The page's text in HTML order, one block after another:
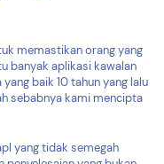
memastikan orang yang
banyak aplikasi kawalan
baik 10 tahun yang lalu
sebabnya kami mencipta
yang tidak semegah